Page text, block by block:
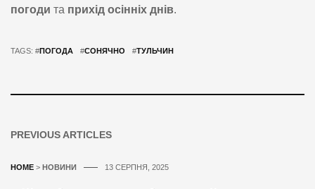
погоди та прихід осінніх днів.
TAGS: #ПОГОДА #СОНЯЧНО #ТУЛЬЧИН
PREVIOUS ARTICLES
HOME > НОВИНИ 13 СЕРПНЯ, 2025